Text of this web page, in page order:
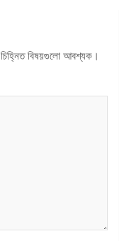
চিহ্নিত বিষয়গুলো আবশ্যক।